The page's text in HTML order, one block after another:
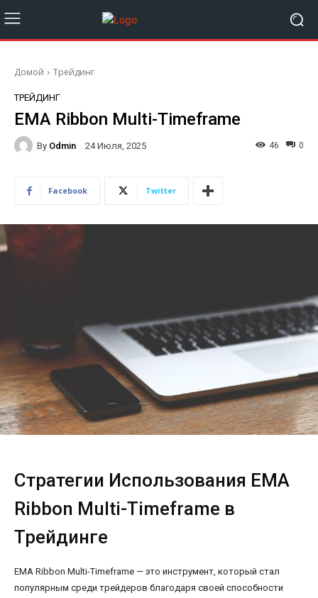
Домой Трейдинг
ТРЕЙДИНГ
EMA Ribbon Multi-Timeframe
By Odmin 24 Июля, 2025 0
46
Facebook Twitter
Стратегии Использования EMA
Ribbon Multi-Timeframe в
Трейдинге
EMA Ribbon Multi-Timeframe — это инструмент, который стал
популярным среди трейдеров благодаря своей способности